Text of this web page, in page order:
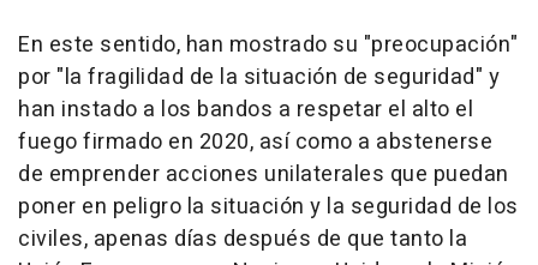
En este sentido, han mostrado su "preocupación"
por "la fragilidad de la situación de seguridad" y
han instado a los bandos a respetar el alto el
fuego firmado en 2020, así como a abstenerse
de emprender acciones unilaterales que puedan
poner en peligro la situación y la seguridad de los
civiles, apenas días después de que tanto la